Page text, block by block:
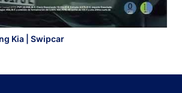
Kia | Swipcar